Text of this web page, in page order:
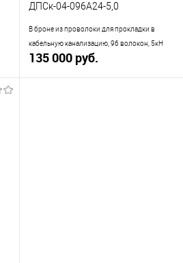
ДПСк-04-096А24-5,0
В броне из проволоки для прокладки в
кабельную канализацию, 96 волокон, 5кН
135 000 руб.